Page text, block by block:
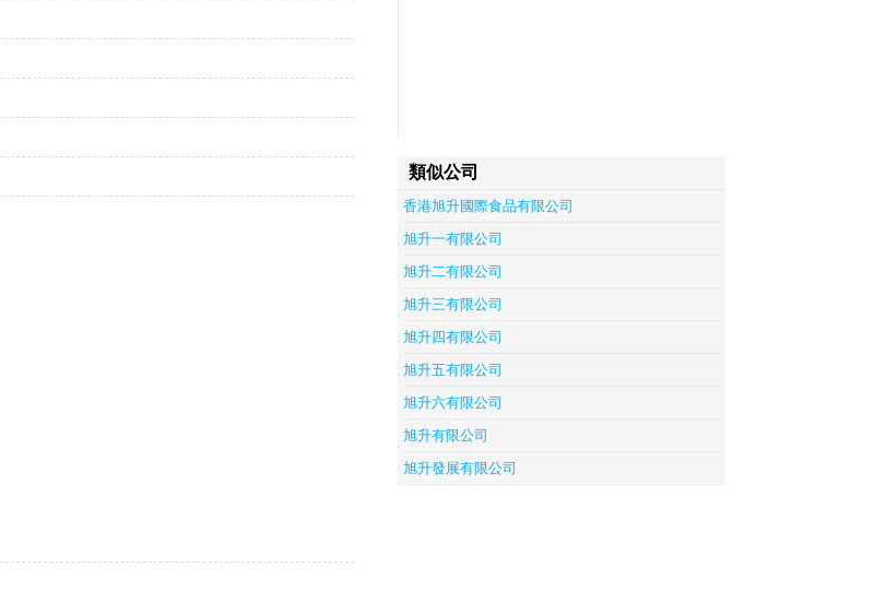
類似公司
香港旭升國際食品有限公司
旭升一有限公司
旭升二有限公司
旭升三有限公司
旭升四有限公司
旭升五有限公司
旭升六有限公司
旭升有限公司
旭升發展有限公司